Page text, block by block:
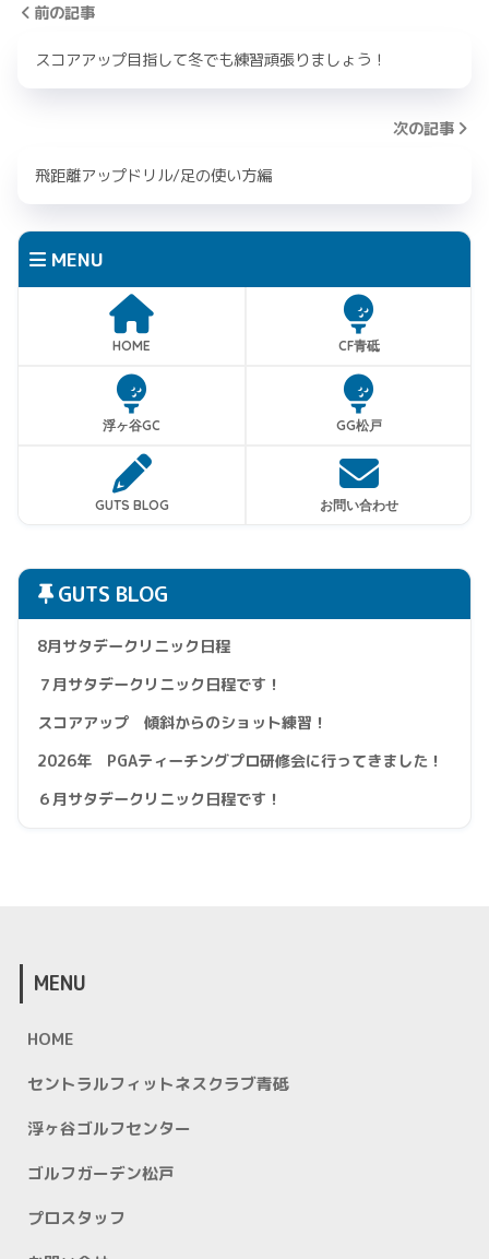
前の記事
スコアアップ目指して冬でも練習頑張りましょう！
次の記事
飛距離アップドリル/足の使い方編
MENU
HOME CF青砥
浮ヶ谷GC GG松戸
GUTS BLOG お問い合わせ
GUTS BLOG
8月サタデークリニック日程
７月サタデークリニック日程です！
スコアアップ 傾斜からのショット練習！
2026年 PGAティーチングプロ研修会に行ってきました！
６月サタデークリニック日程です！
MENU
HOME
セントラルフィットネスクラブ青砥
浮ヶ谷ゴルフセンター
ゴルフガーデン松戸
プロスタッフ